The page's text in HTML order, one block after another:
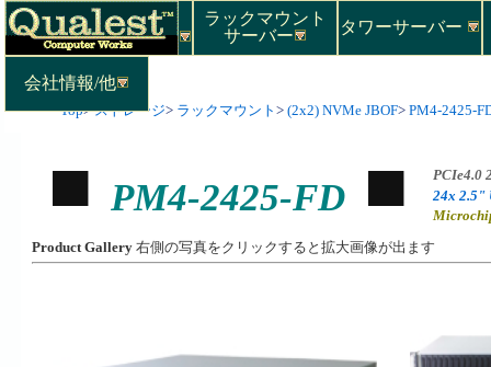
ラックマウント
サーバー
タワーサーバー
会社情報/他
Top>ストレージ> ラックマウント > (2x2) NVMe JBOF> PM4-2425-
PM4-2425-FD
PCIe4.0
24x 2.5"
Product Gallery 右側の写真をクリックすると拡大画像が出ます